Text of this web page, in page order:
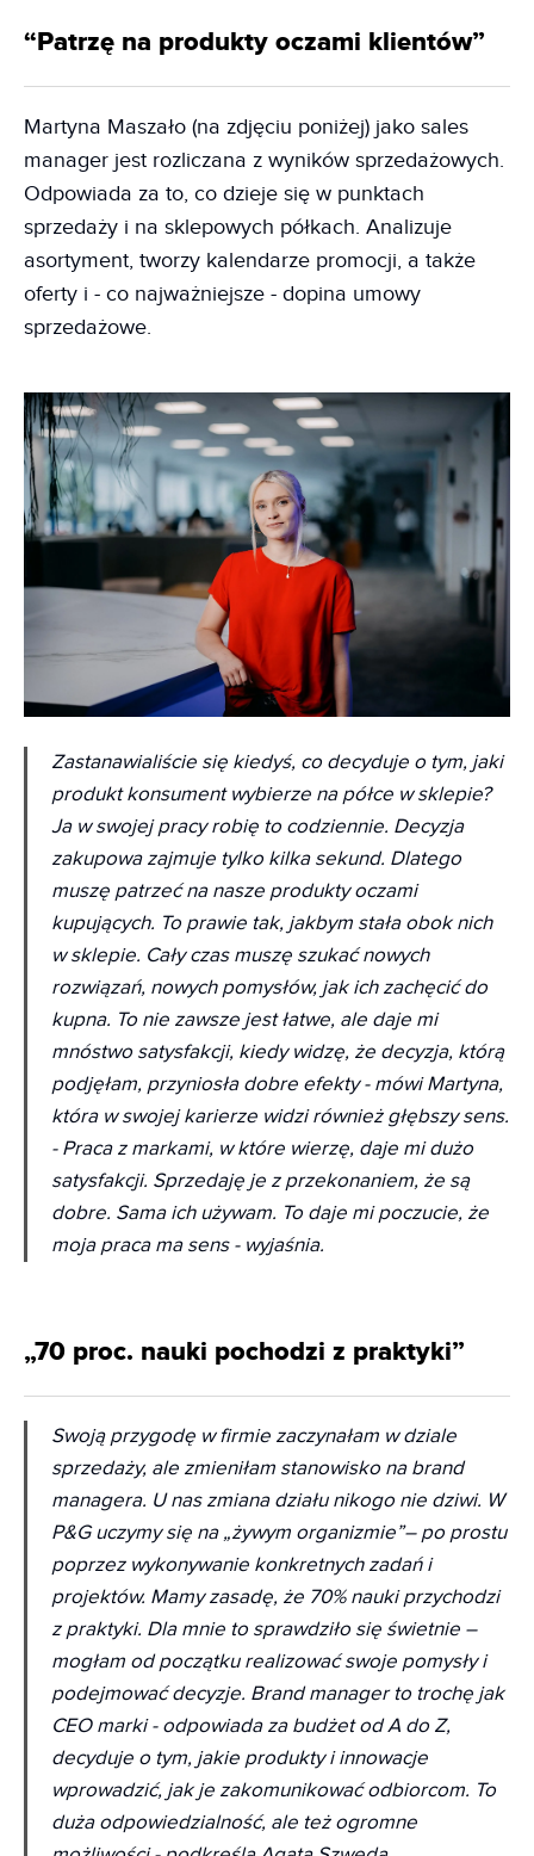
“Patrzę na produkty oczami klientów”
Martyna Maszało (na zdjęciu poniżej) jako sales
manager jest rozliczana z wyników sprzedażowych.
Odpowiada za to, co dzieje się w punktach
sprzedaży i na sklepowych półkach. Analizuje
asortyment, tworzy kalendarze promocji, a także
oferty i - co najważniejsze - dopina umowy
sprzedażowe.
Zastanawialiście się kiedyś, co decyduje o tym, jaki
produkt konsument wybierze na półce w sklepie?
Ja w swojej pracy robię to codziennie. Decyzja
zakupowa zajmuje tylko kilka sekund. Dlatego
muszę patrzeć na nasze produkty oczami
kupujących. To prawie tak, jakbym stała obok nich
w sklepie. Cały czas muszę szukać nowych
rozwiązań, nowych pomysłów, jak ich zachęcić do
kupna. To nie zawsze jest łatwe, ale daje mi
mnóstwo satysfakcji, kiedy widzę, że decyzja, którą
podjęłam, przyniosła dobre efekty- mówi Martyna,
która w swojej karierze widzi również głębszy sens.
- Praca z markami, w które wierzę, daje mi dużo
satysfakcji. Sprzedaję je z przekonaniem, że są
dobre. Sama ich używam. To daje mi poczucie, że
moja praca ma sens- wyjaśnia.
„70 proc. nauki pochodzi z praktyki”
Swoją przygodę w firmie zaczynałam w dziale
sprzedaży, ale zmieniłam stanowisko na brand
managera. U nas zmiana działu nikogo nie dziwi. W
P&G uczymy się na „żywym organizmie”– po prostu
poprzez wykonywanie konkretnych zadań i
projektów. Mamy zasadę, że 70% nauki przychodzi
z praktyki. Dla mnie to sprawdziło się świetnie –
mogłam od początku realizować swoje pomysły i
podejmować decyzje. Brand manager to trochę jak
CEO marki - odpowiada za budżet od A do Z,
decyduje o tym, jakie produkty i innowacje
wprowadzić, jak je zakomunikować odbiorcom. To
duża odpowiedzialność, ale też ogromne